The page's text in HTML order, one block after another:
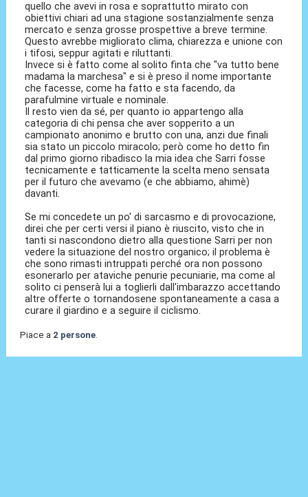
quello che avevi in rosa e soprattutto mirato con
obiettivi chiari ad una stagione sostanzialmente senza
mercato e senza grosse prospettive a breve termine.
Questo avrebbe migliorato clima, chiarezza e unione con
i tifosi, seppur agitati e riluttanti.
Invece si è fatto come al solito finta che "va tutto bene
madama la marchesa" e si è preso il nome importante
che facesse, come ha fatto e sta facendo, da
parafulmine virtuale e nominale.
Il resto vien da sé, per quanto io appartengo alla
categoria di chi pensa che aver sopperito a un
campionato anonimo e brutto con una, anzi due finali
sia stato un piccolo miracolo; però come ho detto fin
dal primo giorno ribadisco la mia idea che Sarri fosse
tecnicamente e tatticamente la scelta meno sensata
per il futuro che avevamo (e che abbiamo, ahimè)
davanti.
Se mi concedete un po' di sarcasmo e di provocazione,
direi che per certi versi il piano è riuscito, visto che in
tanti si nascondono dietro alla questione Sarri per non
vedere la situazione del nostro organico; il problema è
che sono rimasti intruppati perché ora non possono
esonerarlo per ataviche penurie pecuniarie, ma come al
solito ci penserà lui a toglierli dall'imbarazzo accettando
altre offerte o tornandosene spontaneamente a casa a
curare il giardino e a seguire il ciclismo.
Piace a 2 persone.